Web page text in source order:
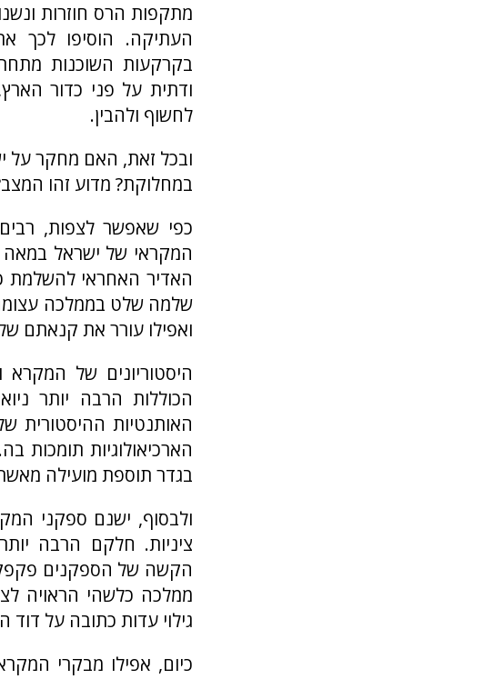
מתקפות הרס חוזרות
העתיקה. הוסיפו לכך
בקרקעות השוכנות
ודתית על פני כדור
לחשוף ולהבין.
במחלוקת? מדוע זהו
כפי שאפשר לצפות,
האדיר האחראי להשלמת
שלמה שלט בממלכה
ואפילו עורר את קנאתם
היסטוריונים של המקרא
הכוללות הרבה יותר
האותנטיות
הארכיאולוגיות תומכות
בגדר תוספת מועילה
ולבסוף, ישנם ספקני
ציניות. חלקם הרבה
הקשה של הספקנים
גילוי עדות כתובה על דוד
כיום, אפילו מבקרי